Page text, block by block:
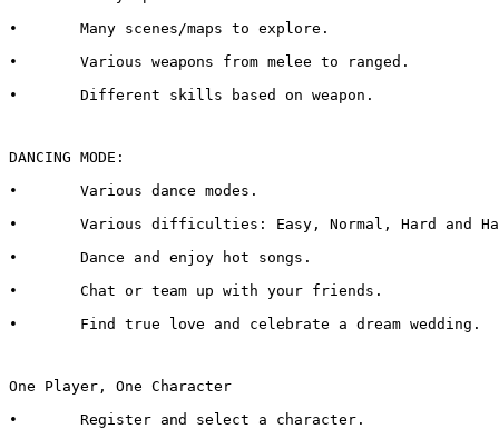
•	Many scenes/maps to explore.
•	Various weapons from melee to ranged.
•	Different skills based on weapon.
DANCING MODE:
•	Various dance modes.
•	Various difficulties: Easy, Normal, Hard and
•	Dance and enjoy hot songs.
•	Chat or team up with your friends.
•	Find true love and celebrate a dream wedding.
One Player, One Character
•	Register and select a character.